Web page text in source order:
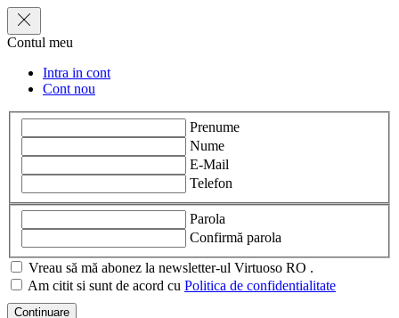
Contul meu
Intra in cont
Cont nou
Prenume
Nume
E-Mail
Telefon
Parola
Confirmă parola
Vreau să mă abonez la newsletter-ul Virtuoso RO .
Am citit si sunt de acord cu Politica de confidentialitate